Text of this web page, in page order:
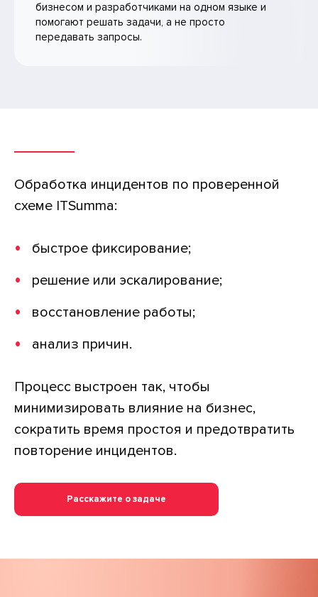
бизнесом и разработчиками на одном языке и
помогают решать задачи, а не просто
передавать запросы.
Обработка инцидентов по проверенной
схеме ITSumma:
быстрое фиксирование;
решение или эскалирование;
восстановление работы;
анализ причин.
Процесс выстроен так, чтобы
минимизировать влияние на бизнес,
сократить время простоя и предотвратить
повторение инцидентов.
Расскажите о задаче